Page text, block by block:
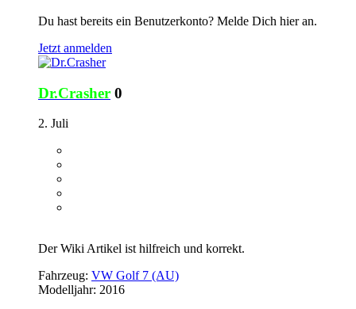
Du hast bereits ein Benutzerkonto? Melde Dich hier an.
Jetzt anmelden
Dr.Crasher 0
2. Juli
Der Wiki Artikel ist hilfreich und korrekt.
Fahrzeug: VW Golf 7 (AU)
Modelljahr: 2016